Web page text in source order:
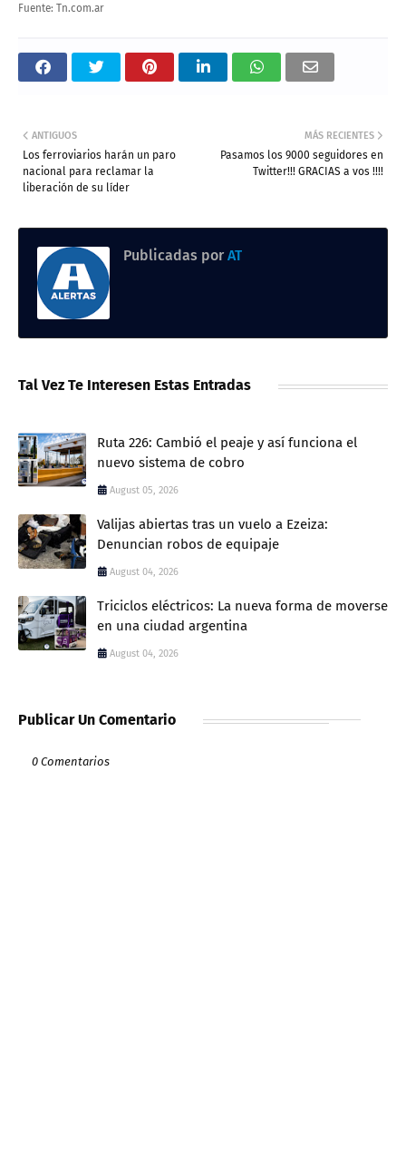
Fuente: Tn.com.ar
MÁS RECIENTES
Pasamos los 9000 seguidores en
Twitter!!! GRACIAS a vos !!!!
ANTIGUOS
Los ferroviarios harán un paro
nacional para reclamar la
liberación de su líder
Publicadas por AT
Tal Vez Te Interesen Estas Entradas
Ruta 226: Cambió el peaje y así funciona el
nuevo sistema de cobro
August 05, 2026
Valijas abiertas tras un vuelo a Ezeiza:
Denuncian robos de equipaje
August 04, 2026
Triciclos eléctricos: La nueva forma de moverse
en una ciudad argentina
August 04, 2026
Publicar Un Comentario
0 Comentarios